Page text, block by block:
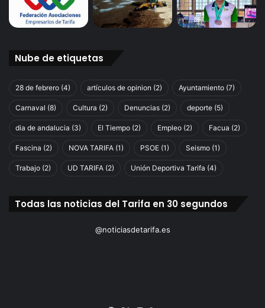
Nube de etiquetas
28 de febrero (4) artículos de opinion (2) Ayuntamiento (7)
Carnaval (8) Cultura (2) Denuncias (2) deporte (5)
dia de andalucia (3) El Tiempo (2) Empleo (2) Facua (2)
Fascina (2) NOVA TARIFA (1) PSOE (1) Seismo (1)
Trabajo (2) UD TARIFA (2) Unión Deportiva Tarifa (4)
Todas las noticias del Tarifa en 30 segundos
@noticiasdetarifa.es